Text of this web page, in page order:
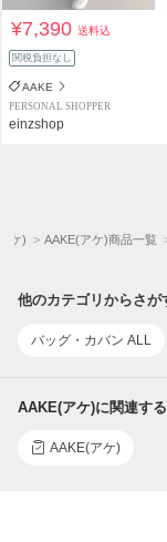
¥7,390送料込
関税負担なし
AAKE
PERSONAL SHOPPER
einzshop
ケ) AAKE(アケ)商品一覧
他のカテゴリからさが
バッグ・カバン ALL
AAKE(アケ)に関連す
AAKE(アケ)